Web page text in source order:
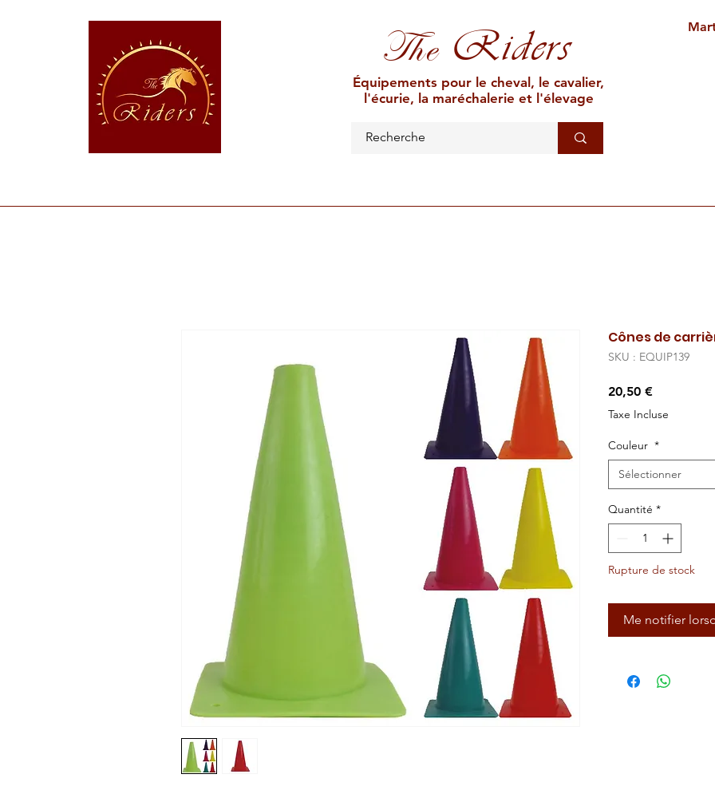
TheRiders
Équipements pour le cheval, le cavalier,
l'écurie, la maréchalerie et l'élevage
Cônes de
SKU : EQUIP139
20,50 €Prix
Taxe Incluse
Couleur *
Sélectionner
Quantité *
Rupture de stock
Me notifier